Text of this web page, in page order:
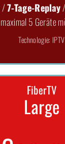
/7-Tage-Replay
maximal 5 Geräte
Technologie: IPTV
FiberTV
Large